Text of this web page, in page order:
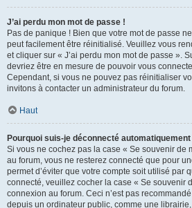
J’ai perdu mon mot de passe !
Pas de panique ! Bien que votre mot de passe
peut facilement être réinitialisé. Veuillez vous
et cliquer sur « J’ai perdu mon mot de passe ».
devriez être en mesure de pouvoir vous
Cependant, si vous ne pouvez pas réinitialiser
invitons à contacter un administrateur du forum.
Haut
Pourquoi suis-je déconnecté automatiquement
Si vous ne cochez pas la case « Se souvenir de
au forum, vous ne resterez connecté que pour
permet d’éviter que votre compte soit utilisé par
connecté, veuillez cocher la case « Se souvenir
connexion au forum. Ceci n’est pas
depuis un ordinateur public, comme une